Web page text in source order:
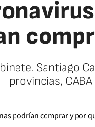
Santiago
provincias,